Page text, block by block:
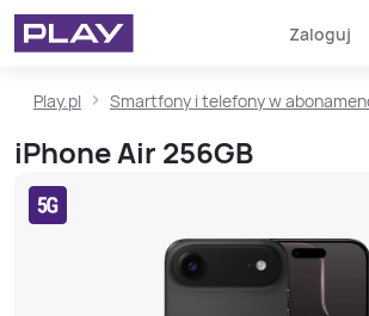
Zaloguj
Play.pl Smartfony i telefony w
iPhone Air 256GB